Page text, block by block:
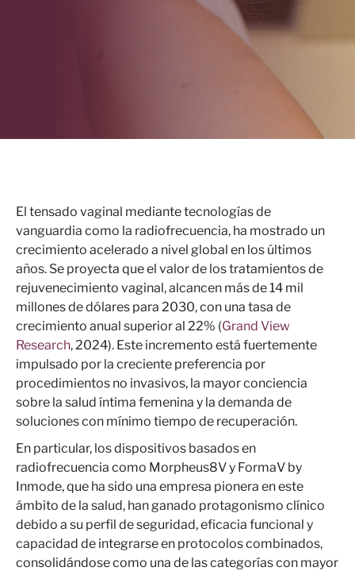
El tensado vaginal mediante tecnologías de
vanguardia como la radiofrecuencia, ha mostrado un
crecimiento acelerado a nivel global en los últimos
años. Se proyecta que el valor de los tratamientos de
rejuvenecimiento vaginal, alcancen más de 14 mil
millones de dólares para 2030, con una tasa de
crecimiento anual superior al 22% (Grand View
Research, 2024). Este incremento está fuertemente
impulsado por la creciente preferencia por
procedimientos no invasivos, la mayor conciencia
sobre la salud íntima femenina y la demanda de
soluciones con mínimo tiempo de recuperación.
En particular, los dispositivos basados en
radiofrecuencia como Morpheus8V y FormaV by
Inmode, que ha sido una empresa pionera en este
ámbito de la salud, han ganado protagonismo clínico
debido a su perfil de seguridad, eficacia funcional y
capacidad de integrarse en protocolos combinados,
consolidándose como una de las categorías con mayor